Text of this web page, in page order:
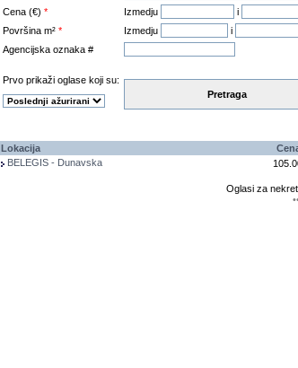
Cena (€) * Izmedju
i
Površina m² * Izmedju
i
Agencijska oznaka #
Prvo prikaži oglase koji su:
Pretraga
Lokacija
BELEGIS - Dunavska
Oglasi za